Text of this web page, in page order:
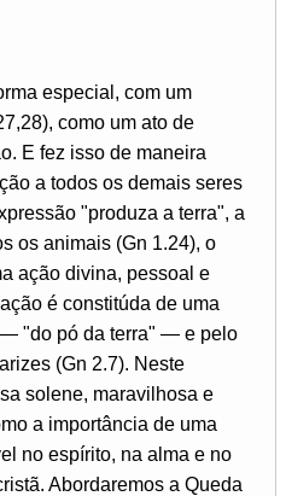
especial, com um
como um ato de
E fez isso de maneira
a todos os demais seres
"produza a terra", a
os animais (Gn 1.24), o
ação divina, pessoal e
é constitúda de uma
"do pó da terra" — e pelo
(Gn 2.7). Neste
solene, maravilhosa e
a importância de uma
no espírito, na alma e no
Abordaremos a Queda